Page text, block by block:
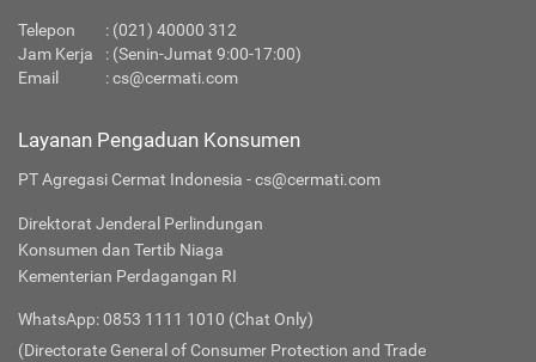
Produk Investasi Lainnya
Telepon : (021) 40000 312
Jam Kerja
: (Senin-Jumat 9:00-17:00)
Email
:cs@cermati.com
Layanan Pengaduan Konsumen
PT Agregasi Cermat Indonesia - cs@cermati.com
Direktorat Jenderal Perlindungan
Konsumen dan Tertib Niaga
Kementerian Perdagangan RI
WhatsApp: 0853 1111 1010 (Chat Only)
(Directorate General of Consumer Protection and Trade